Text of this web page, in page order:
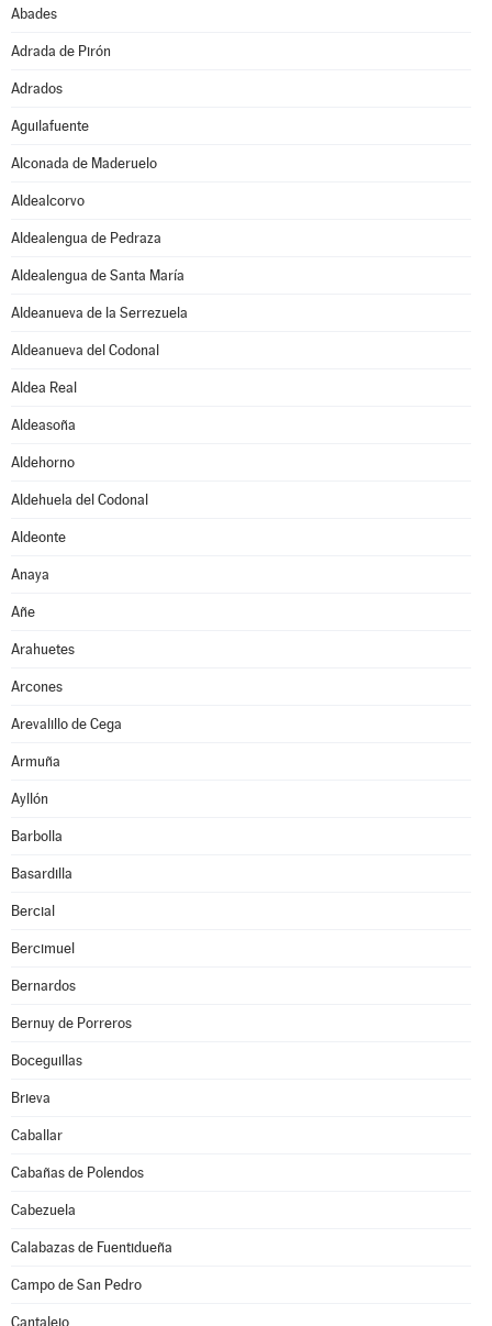
Abades
Adrada de Pirón
Adrados
Aguilafuente
Alconada de Maderuelo
Aldealcorvo
Aldealengua de Pedraza
Aldealengua de Santa María
Aldeanueva de la Serrezuela
Aldeanueva del Codonal
Aldea Real
Aldeasoña
Aldehorno
Aldehuela del Codonal
Aldeonte
Anaya
Añe
Arahuetes
Arcones
Arevalillo de Cega
Armuña
Ayllón
Barbolla
Basardilla
Bercial
Bercimuel
Bernardos
Bernuy de Porreros
Boceguillas
Brieva
Caballar
Cabañas de Polendos
Cabezuela
Calabazas de Fuentidueña
Campo de San Pedro
Cantalejo